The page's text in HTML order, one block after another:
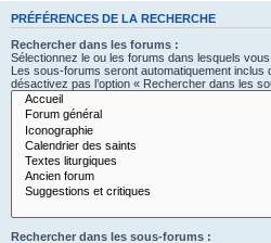
PRÉFÉRENCES DE LA RECHERCHE
Rechercher dans les forums :
Sélectionnez le ou les forums dans lesquels
Les sous-forums seront automatiquement
désactivez pas l’option « Rechercher dans les
Rechercher dans les sous-forums :